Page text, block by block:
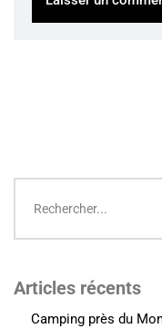
Articles récents
Camping près du